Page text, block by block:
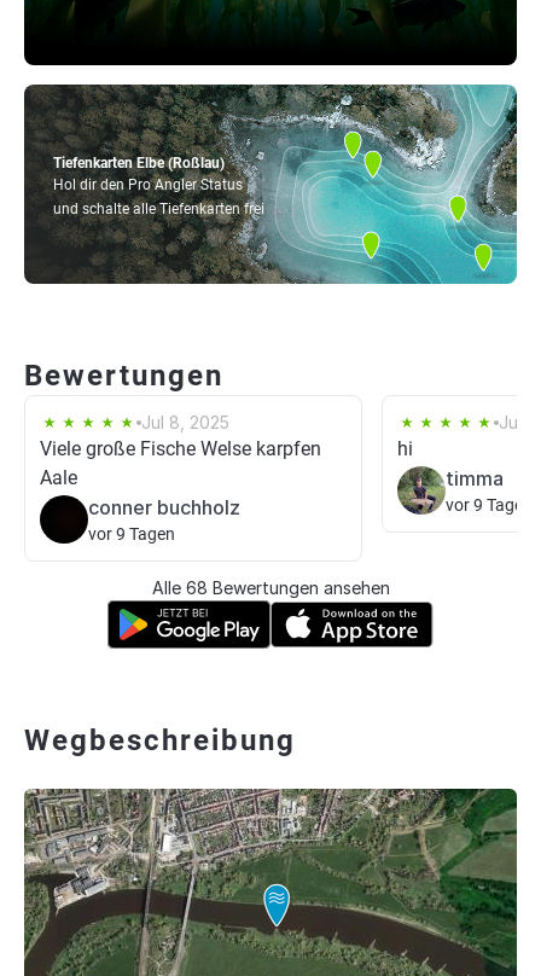
Tiefenkarten Elbe (Roßlau)
Hol dir den Pro Angler Status
und schalte alle Tiefenkarten frei
Bewertungen
Jul 8, 2025
Viele große Fische Welse karpfen
Aale
conner buchholz
vor 9 Tagen
Jun
hi
timma
vor 9 Tagen
Alle 68 Bewertungen ansehen
Wegbeschreibung